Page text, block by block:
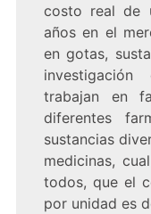
costo real de
años en el
en gotas,
trabajan en
diferentes
sustancias
medicinas,
todos, que el
por unidad es